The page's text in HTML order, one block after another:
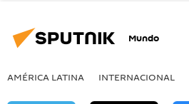
Mundo
AMÉRICA LATINA INTERNACIONAL